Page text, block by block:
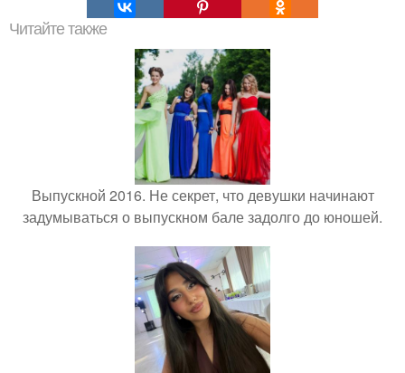
Читайте также
Выпускной 2016. Не секрет, что девушки начинают
задумываться о выпускном бале задолго до юношей.